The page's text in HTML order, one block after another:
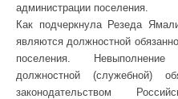
администрации поселения.
Как подчеркнула Резеда
являются должностной
поселения.
должностной (служебной)
законодательством